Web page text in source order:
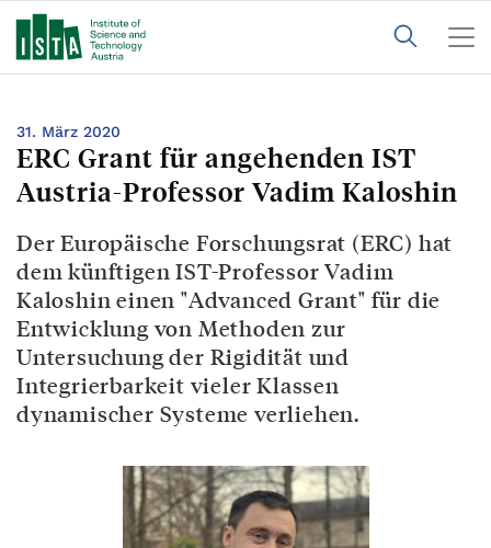
31. März 2020
ERC Grant für angehenden IST
Austria-Professor Vadim Kaloshin
Der Europäische Forschungsrat (ERC) hat
dem künftigen IST-Professor Vadim
Kaloshin einen "Advanced Grant" für die
Entwicklung von Methoden zur
Untersuchung der Rigidität und
Integrierbarkeit vieler Klassen
dynamischer Systeme verliehen.